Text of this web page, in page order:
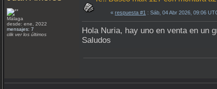
Málaga
desde: ene, 2022
mensajes: 7
clik ver los últimos
« respuesta #1 : Sáb, 04 Abr 2026, 09:06
Hola Nuria, hay uno en venta en un
Saludos